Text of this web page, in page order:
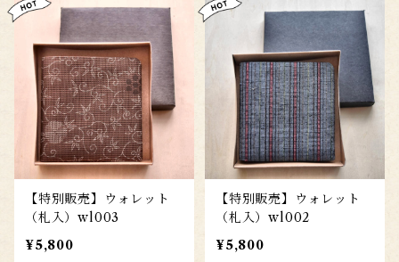
【特別販売】ウォレット
（札入）wl003
¥5,800
【特別販売】ウォレット
（札入）wl002
¥5,800